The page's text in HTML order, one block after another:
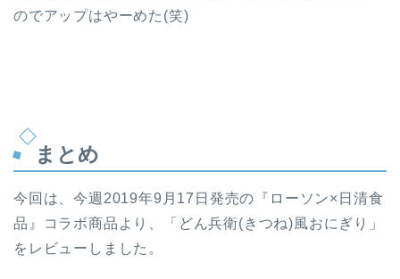
のでアップはやーめた(笑)
まとめ
今回は、今週2019年9月17日発売の『ローソン×日清食
品』コラボ商品より、「どん兵衛(きつね)風おにぎり」
をレビューしました。